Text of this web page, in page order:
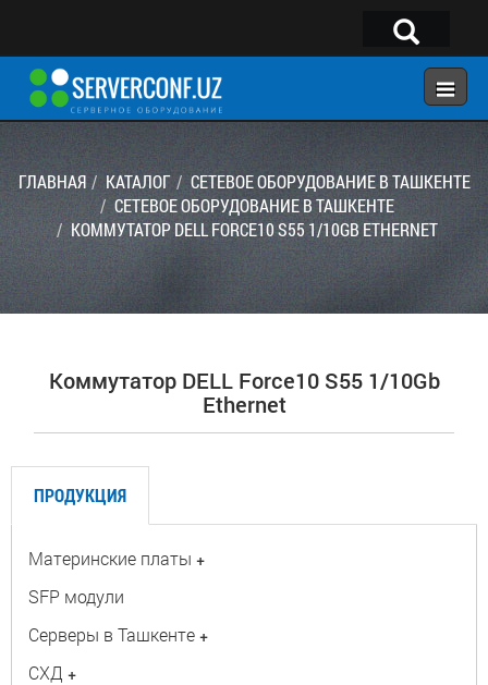
×
ГЛАВНАЯ
КОНФИГУРАТОР
КАТАЛОГ
УСЛУГИ
КОНТАКТЫ
Telegram:@serverconf_uz
Тел: (90) 932-18-00
ГЛАВНАЯ КАТАЛОГ
СЕТЕВОЕ ОБОРУДОВАНИЕ В ТАШКЕНТЕ
СЕТЕВОЕ ОБОРУДОВАНИЕ В ТАШКЕНТЕ
КОММУТАТОР DELL FORCE10 S55 1/10GB ETHERNET
Коммутатор DELL Force10 S55 1/10Gb
Ethernet
ПРОДУКЦИЯ
Материнские платы +
SFP модули
Серверы в Ташкенте +
СХД +